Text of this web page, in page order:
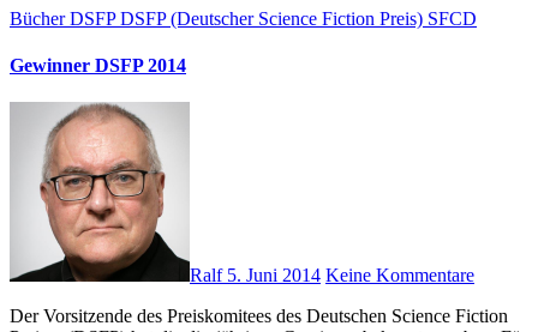
BücherDSFPDSFP (Deutscher Science Fiction Preis) SFCD
Gewinner DSFP 2014
Ralf 5. Juni 2014 Keine Kommentare
Der Vorsitzende des Preiskomitees des Deutschen Science Fiction